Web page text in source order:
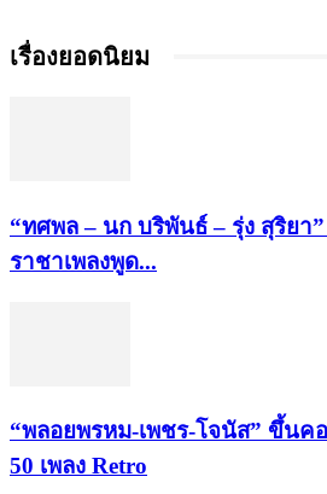
เรื่องยอดนิยม
“ทศพล – นก บริพันธ์ – รุ่ง สุริยา
ราชาเพลงพูด...
“พลอยพรหม-เพชร-โจนัส” ขึ้นค
50 เพลง Retro